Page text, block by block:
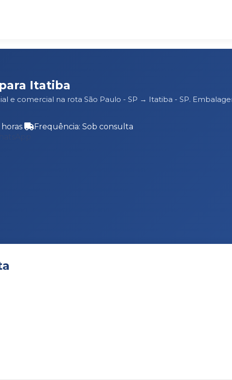
Itatiba
e comercial na rota São Paulo - SP → Itatiba - SP.
Frequência: Sob consulta